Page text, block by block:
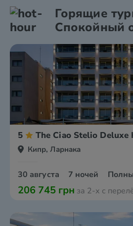
Горящие
Спокойный
5 The Ciao Stelio Deluxe
Кипр, Ларнака
30 августа 7 ночей
206 745 грн за 2-х с